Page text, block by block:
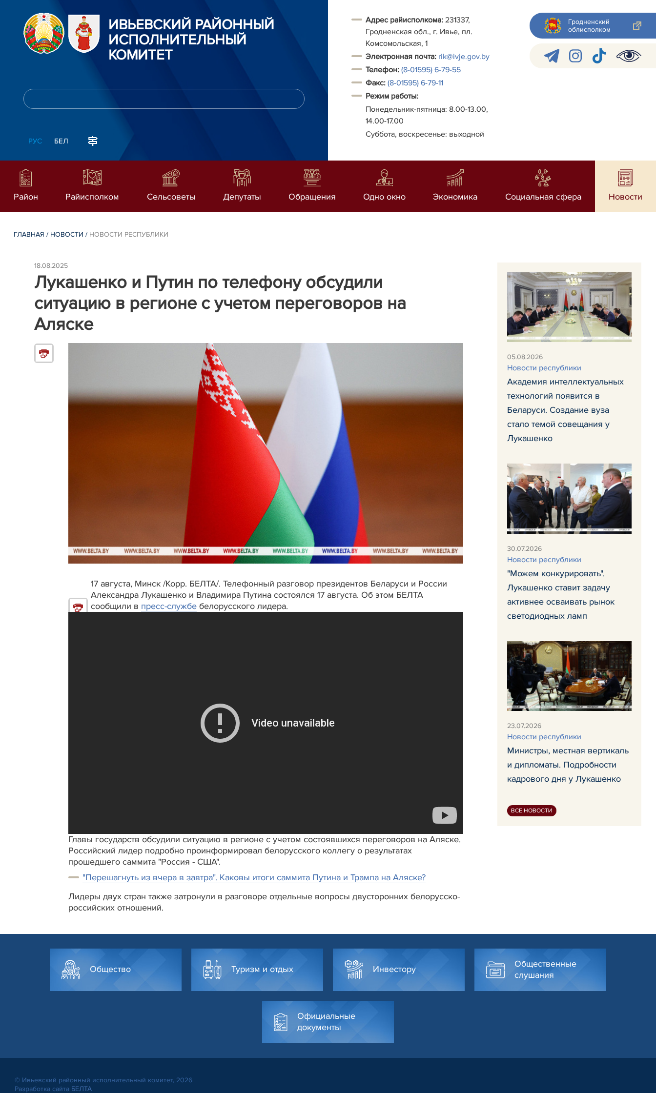
ИВЬЕВСКИЙ РАЙОННЫЙ
ИСПОЛНИТЕЛЬНЫЙ
КОМИТЕТ
РУС БЕЛ
Адрес райисполкома: 231337,
Гродненская обл., г. Ивье, пл.
Комсомольская, 1
Электронная почта: rik@ivje.gov.by
Телефон: (8-01595) 6-79-55
Факс: (8-01595) 6-79-11
Режим работы:
Понедельник-пятница: 8.00-13.00,
14.00-17.00
Суббота, воскресенье: выходной
Гродненский
облисполком
Район Райисполком Сельсоветы Депутаты Обращения Одно окно Экономика Социальная сфера Новости
ГЛАВНАЯ / НОВОСТИ / НОВОСТИ РЕСПУБЛИКИ
18.08.2025
Лукашенко и Путин по телефону обсудили
ситуацию в регионе с учетом переговоров на
Аляске
17 августа, Минск /Корр. БЕЛТА/. Телефонный разговор президентов Беларуси и России
Александра Лукашенко и Владимира Путина состоялся 17 августа. Об этом БЕЛТА
сообщили в пресс-службе белорусского лидера.
Главы государств обсудили ситуацию в регионе с учетом состоявшихся переговоров на Аляске.
Российский лидер подробно проинформировал белорусского коллегу о результатах
прошедшего саммита "Россия - США".
"Перешагнуть из вчера в завтра". Каковы итоги саммита Путина и Трампа на Аляске?
Лидеры двух стран также затронули в разговоре отдельные вопросы двусторонних белорусско-
российских отношений.
05.08.2026
Новости республики
Академия интеллектуальных
технологий появится в
Беларуси. Создание вуза
стало темой совещания у
Лукашенко
30.07.2026
Новости республики
"Можем конкурировать".
Лукашенко ставит задачу
активнее осваивать рынок
светодиодных ламп
23.07.2026
Новости республики
Министры, местная вертикаль
и дипломаты. Подробности
кадрового дня у Лукашенко
ВСЕ НОВОСТИ
Общество Туризм и отдых Инвестору
Общественные
слушания
Официальные
документы
© Ивьевский районный исполнительный комитет, 2026
Разработка сайта БЕЛТА